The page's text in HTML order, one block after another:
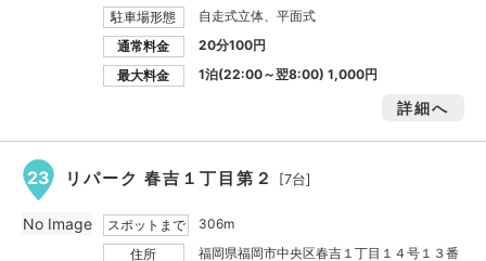
駐車場形態
自走式立体、平面式
通常料金
20分100円
最大料金
1泊(22:00～翌8:00)1,000円
詳細へ
23 リパーク 春吉１丁目第２ [7台]
スポットまで
306m
住所
福岡県福岡市中央区春吉１丁目１４号１３番
No Image